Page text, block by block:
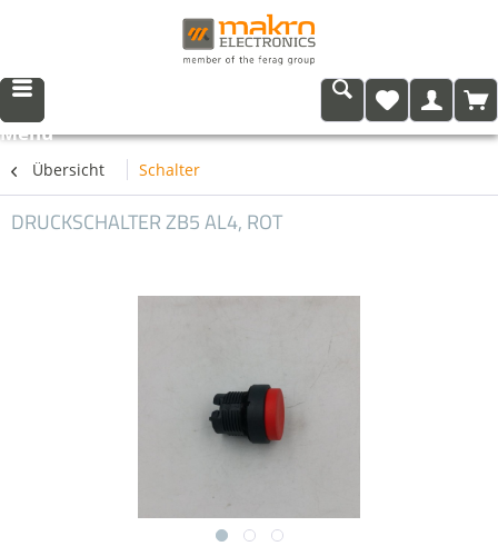
Menü
Übersicht Schalter
DRUCKSCHALTER ZB5 AL4, ROT